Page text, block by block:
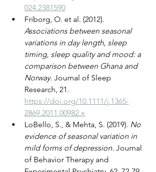
024.2381590
Friborg, O. et al. (2012).
Associations between seasonal
variations in day length, sleep
timing, sleep quality and mood: a
comparison between Ghana and
Norway. Journal of Sleep
Research, 21.
https://doi.org/10.1111/j.1365-
2869.2011.00982.x
LoBello, S., & Mehta, S. (2019). No
evidence of seasonal variation in
mild forms of depression. Journal
of Behavior Therapy and